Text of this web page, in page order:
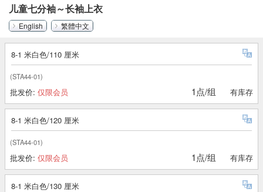
儿童七分袖～长袖上衣
English 繁體中文
8-1 米白色/110 厘米
(STA44-01)
批发价: 仅限会员 1点/组 有库存
8-1 米白色/120 厘米
(STA44-01)
批发价: 仅限会员 1点/组 有库存
8-1 米白色/130 厘米